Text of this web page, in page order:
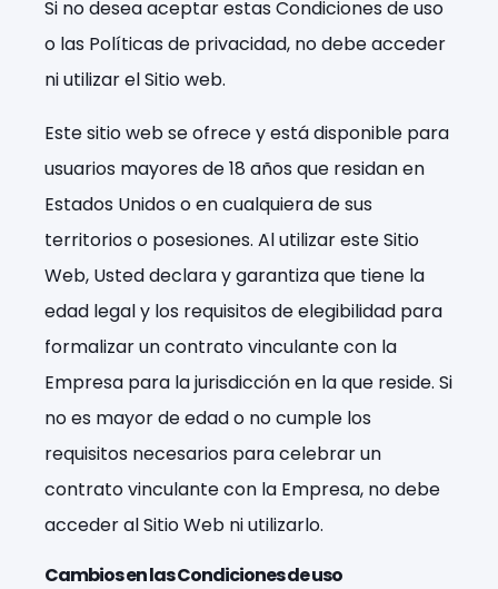
Si no desea aceptar estas Condiciones de uso
o las Políticas de privacidad, no debe acceder
ni utilizar el Sitio web.
Este sitio web se ofrece y está disponible para
usuarios mayores de 18 años que residan en
Estados Unidos o en cualquiera de sus
territorios o posesiones. Al utilizar este Sitio
Web, Usted declara y garantiza que tiene la
edad legal y los requisitos de elegibilidad para
formalizar un contrato vinculante con la
Empresa para la jurisdicción en la que reside. Si
no es mayor de edad o no cumple los
requisitos necesarios para celebrar un
contrato vinculante con la Empresa, no debe
acceder al Sitio Web ni utilizarlo.
Cambios en las Condiciones de uso